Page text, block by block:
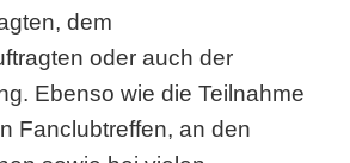
dem
oder auch der
Ebenso wie die Teilnahme
Fanclubtreffen, an den